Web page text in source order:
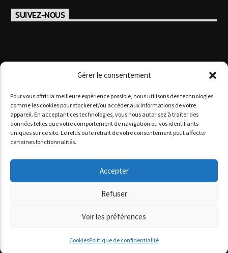
Gérer le consentement
Pour vous offrir la meilleure expérience possible, nous utilisons des technologies
comme les cookies pour stocker et/ou accéder aux informations de votre
appareil. En acceptant ces technologies, vous nous autorisez à traiter des
données telles que votre comportement de navigation ou vos identifiants
uniques sur ce site. Le refus ou le retrait de votre consentement peut affecter
certaines fonctionnalités.
Accepter
Refuser
Voir les préférences
CookiesPolitique de confidentialité
SUIVEZ-NOUS
Copyright 2025 www agoracotedazur.fr - Site réalisé par
l'agence webinformatiques.com
AGORA CÔTE D’AZUR PODCASTS
NOS STUDIOS